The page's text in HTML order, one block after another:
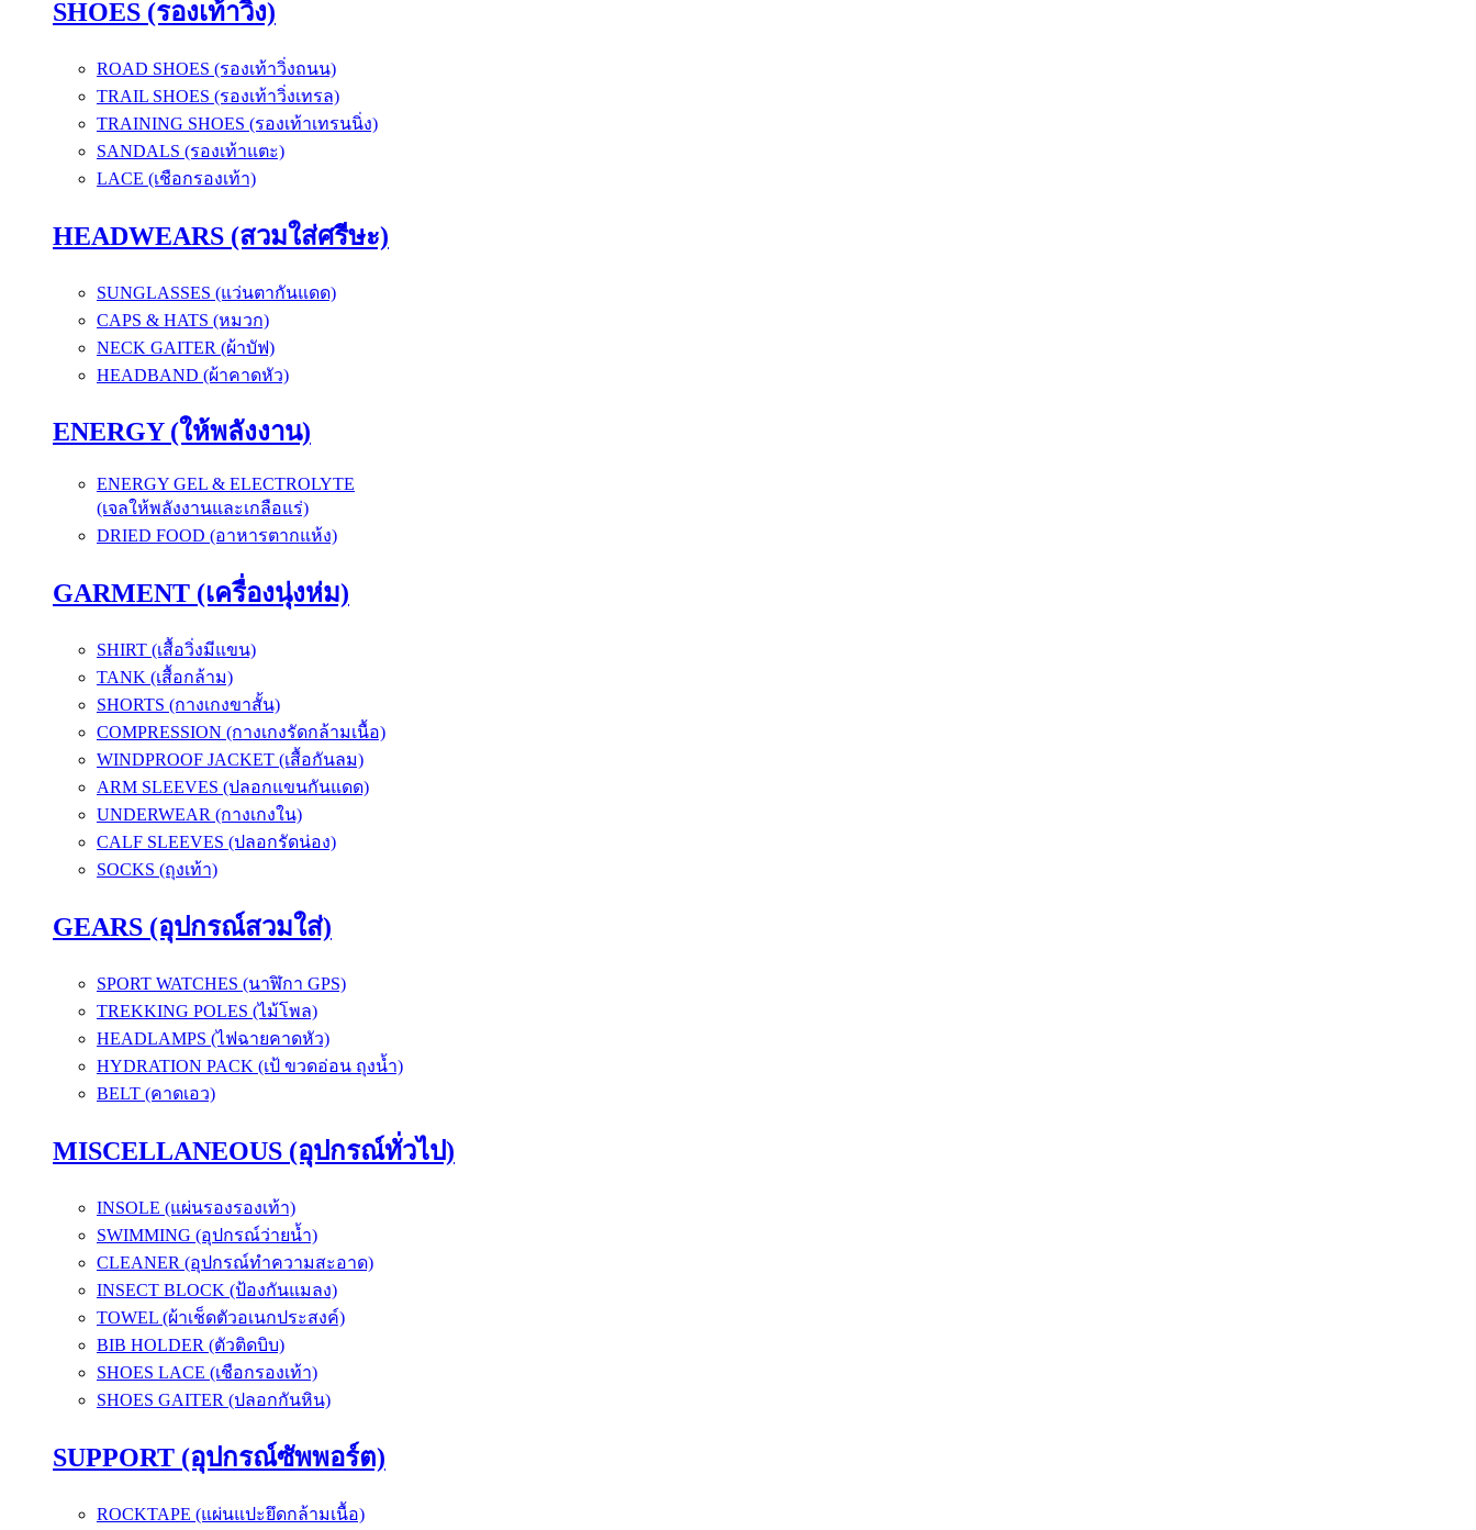
SHOES (รองเท้าวิ่ง)
ROAD SHOES (รองเท้าวิ่งถนน)
TRAIL SHOES (รองเท้าวิ่งเทรล)
TRAINING SHOES (รองเท้าเทรนนิ่ง)
SANDALS (รองเท้าแตะ)
LACE (เชือกรองเท้า)
HEADWEARS (สวมใส่ศรีษะ)
SUNGLASSES (แว่นตากันแดด)
CAPS & HATS (หมวก)
NECK GAITER (ผ้าบัฟ)
HEADBAND (ผ้าคาดหัว)
ENERGY (ให้พลังงาน)
ENERGY GEL & ELECTROLYTE
(เจลให้พลังงานและเกลือแร่)
DRIED FOOD (อาหารตากแห้ง)
GARMENT (เครื่องนุ่งห่ม)
SHIRT (เสื้อวิ่งมีแขน)
TANK (เสื้อกล้าม)
SHORTS (กางเกงขาสั้น)
COMPRESSION (กางเกงรัดกล้ามเนื้อ)
WINDPROOF JACKET (เสื้อกันลม)
ARM SLEEVES (ปลอกแขนกันแดด)
UNDERWEAR (กางเกงใน)
CALF SLEEVES (ปลอกรัดน่อง)
SOCKS (ถุงเท้า)
GEARS (อุปกรณ์สวมใส่)
SPORT WATCHES (นาฬิกา GPS)
TREKKING POLES (ไม้โพล)
HEADLAMPS (ไฟฉายคาดหัว)
HYDRATION PACK (เป้ ขวดอ่อน ถุงน้ำ)
BELT (คาดเอว)
MISCELLANEOUS (อุปกรณ์ทั่วไป)
INSOLE (แผ่นรองรองเท้า)
SWIMMING (อุปกรณ์ว่ายน้ำ)
CLEANER (อุปกรณ์ทำความสะอาด)
INSECT BLOCK (ป้องกันแมลง)
TOWEL (ผ้าเช็ดตัวอเนกประสงค์)
BIB HOLDER (ตัวติดบิบ)
SHOES LACE (เชือกรองเท้า)
SHOES GAITER (ปลอกกันหิน)
SUPPORT (อุปกรณ์ซัพพอร์ต)
ROCKTAPE (แผ่นแปะยึดกล้ามเนื้อ)